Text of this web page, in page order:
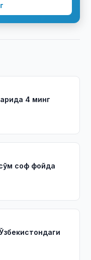
4 минг
соф фойда